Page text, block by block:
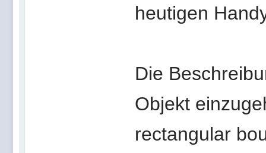
heutigen
Die
Objekt
rectangular